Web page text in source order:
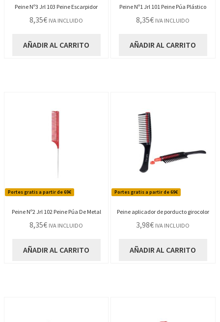
Peine Nº3 Jrl 103 Peine Escarpidor
8,35€ IVA INCLUIDO
AÑADIR AL CARRITO
Peine Nº1 Jrl 101 Peine Púa Plástico
8,35€ IVA INCLUIDO
AÑADIR AL CARRITO
Portes gratis a partir de 69€
Peine Nº2 Jrl 102 Peine Púa De Metal
8,35€ IVA INCLUIDO
AÑADIR AL CARRITO
Portes gratis a partir de 69€
Peine aplicador de porducto girocolor
3,98€ IVA INCLUIDO
AÑADIR AL CARRITO